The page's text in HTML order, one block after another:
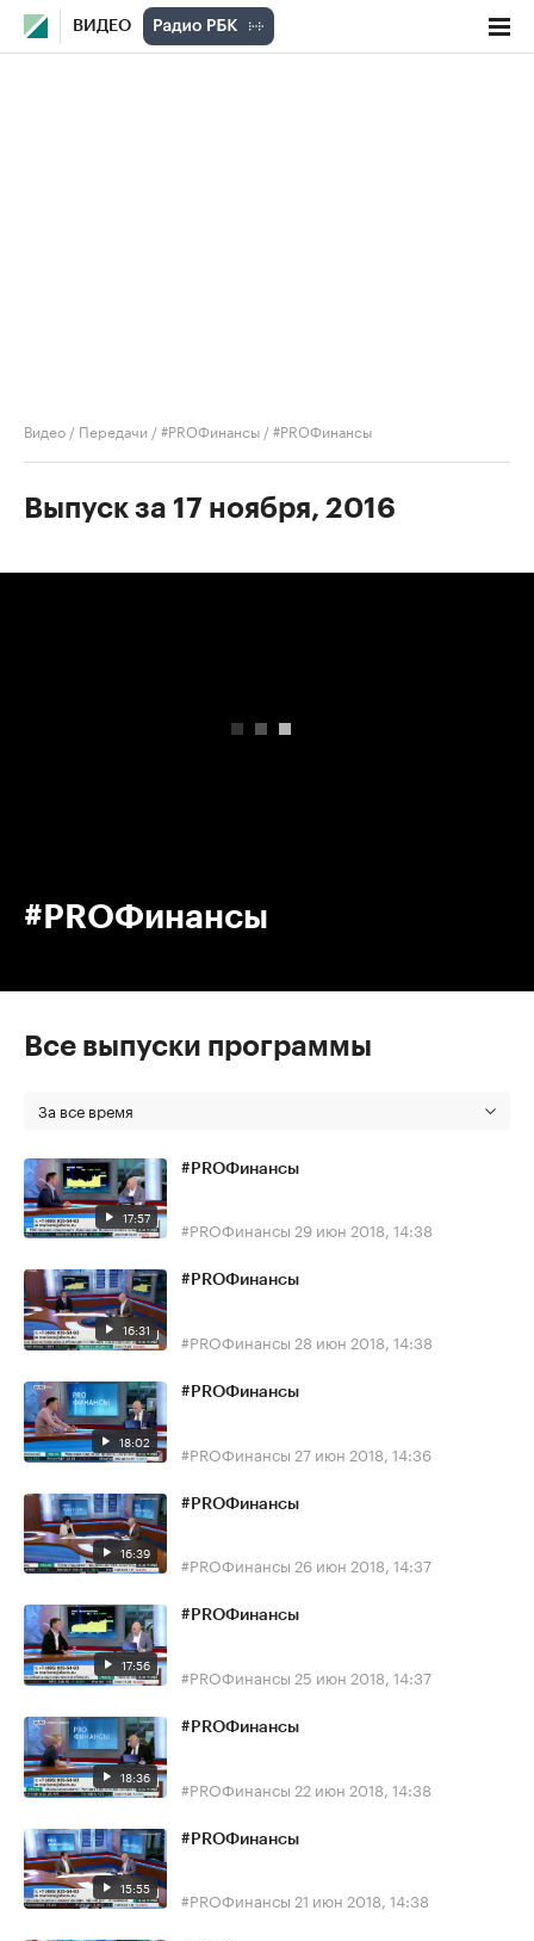
ВИДЕО
Видео / Передачи /#PROФинансы /#PROФинансы
Выпуск за 17 ноября, 2016
#PROФинансы
Все выпуски программы
За все время
17:57
#PROФинансы
#PROФинансы 29 июн 2018, 14:38
16:31
#PROФинансы
#PROФинансы 28 июн 2018, 14:38
18:02
#PROФинансы
#PROФинансы 27 июн 2018, 14:36
16:39
#PROФинансы
#PROФинансы 26 июн 2018, 14:37
17:56
#PROФинансы
#PROФинансы 25 июн 2018, 14:37
18:36
#PROФинансы
#PROФинансы 22 июн 2018, 14:38
15:55
#PROФинансы
#PROФинансы 21 июн 2018, 14:38